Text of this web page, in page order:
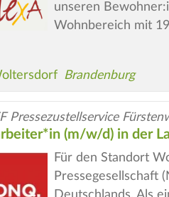
unseren
Wohnbereich mit
Brandenburg
Pressezustellservice
(m/w/d) in der
Für den Standort
Pressegesellschaft
Deutschlands. Als